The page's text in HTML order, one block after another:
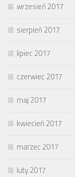
wrzesień 2017
sierpień 2017
lipiec 2017
czerwiec 2017
maj 2017
kwiecień 2017
marzec 2017
luty 2017